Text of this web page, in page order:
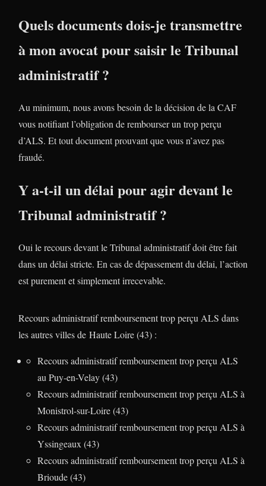
Quels documents dois-je transmettre
à mon avocat pour saisir le Tribunal
administratif ?
Au minimum, nous avons besoin de la décision de la CAF
vous notifiant l’obligation de rembourser un trop perçu
d’ALS. Et tout document prouvant que vous n’avez pas
fraudé.
Y a-t-il un délai pour agir devant le
Tribunal administratif ?
Oui le recours devant le Tribunal administratif doit être fait
dans un délai stricte. En cas de dépassement du délai, l’action
est purement et simplement irrecevable.
Recours administratif remboursement trop perçu ALS dans
les autres villes de Haute Loire (43) :
Recours administratif remboursement trop perçu ALS
au Puy-en-Velay (43)
Recours administratif remboursement trop perçu ALS à
Monistrol-sur-Loire (43)
Recours administratif remboursement trop perçu ALS à
Yssingeaux (43)
Recours administratif remboursement trop perçu ALS à
Brioude (43)